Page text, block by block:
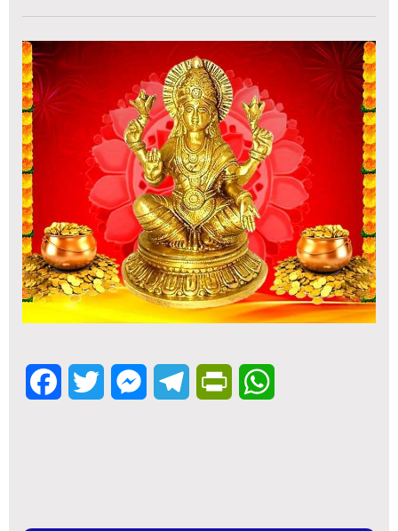
FacebookTwitter MessengerTelegramPrintFriendly